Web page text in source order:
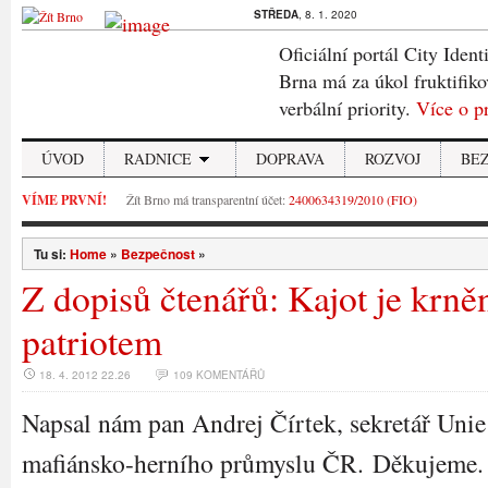
STŘEDA, 8. 1. 2020
Oficiální portál City
Brna má za úkol
verbální priority. Více o
ÚVOD RADNICE DOPRAVA ROZVOJ
VÍME PRVNÍ! Žít Brno má transparentní účet:2400634319/2010 (FIO)
Tu si: Home » Bezpečnost »
Z dopisů čtenářů: Kajot je
patriotem
18. 4. 2012 22.26 109 KOMENTÁŘŮ
Napsal nám pan Andrej Čírtek, sekretář Unie
mafiánsko-herního průmyslu ČR.